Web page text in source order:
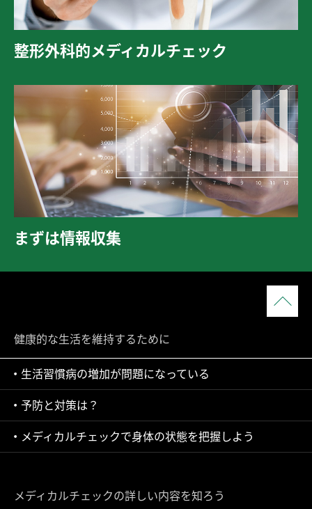
整形外科的メディカルチェック
まずは情報収集
健康的な生活を維持するために
生活習慣病の増加が問題になっている
予防と対策は？
メディカルチェックで身体の状態を把握しよう
メディカルチェックの詳しい内容を知ろう